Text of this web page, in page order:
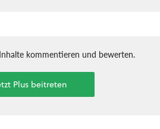
kommentieren und bewerten.
Plus beitreten